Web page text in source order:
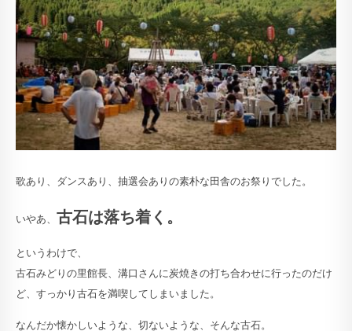
歌あり、ダンスあり、抽選会ありの素朴な田舎のお祭りでした。
いやあ、 古石は落ち着く。
というわけで、
古石みどりの里館長、溝口さんに炭焼きの打ち合わせに行ったのだけ
ど、すっかり古石を満喫してしまいました。
なんだか懐かしいような、切ないような、そんな古石。